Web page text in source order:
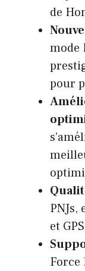
de
mode
pour
PNJs,
et
Force